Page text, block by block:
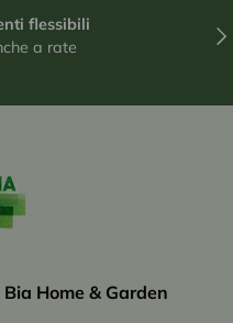
flessibili
a rate
Home & Garden